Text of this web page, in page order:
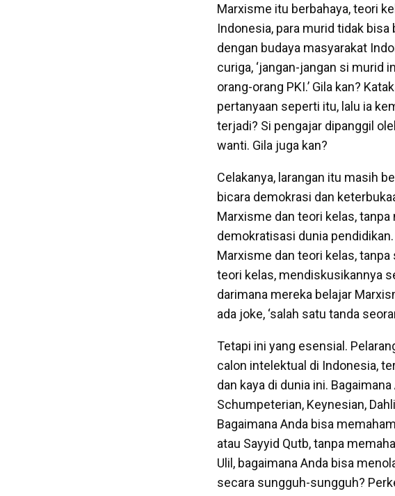
Marxisme itu berbahaya, teori
Indonesia, para murid tidak bisa
dengan budaya masyarakat
curiga, ‘jangan-jangan si murid
orang-orang PKI.’ Gila kan?
pertanyaan seperti itu, lalu ia
terjadi? Si pengajar dipanggil
wanti. Gila juga kan?
Celakanya, larangan itu masih
bicara demokrasi dan
Marxisme dan teori kelas,
demokratisasi dunia
Marxisme dan teori kelas,
teori kelas, mendiskusikannya
darimana mereka belajar
ada joke, ‘salah satu tanda
Tetapi ini yang esensial.
calon intelektual di Indonesia,
dan kaya di dunia ini.
Schumpeterian, Keynesian,
Bagaimana Anda bisa
atau Sayyid Qutb, tanpa
Ulil, bagaimana Anda bisa
secara sungguh-sungguh?